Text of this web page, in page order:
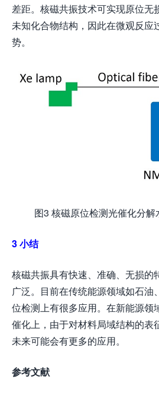
差距。核磁共振技术可实现原位无
未知化合物结构，因此在微观反应
势。
图3 核磁原位检测光催化分
3小结
核磁共振具有快速、准确、无损的
广泛。目前在传统能源领域如石油
位检测上有很多应用。在新能源领
催化上，由于对材料局域结构的表
未来可能会有更多的应用。
参考文献